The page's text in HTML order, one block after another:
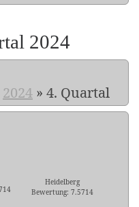
2024
2024 » 4. Quartal
Heidelberg
Bewertung: 7.5714